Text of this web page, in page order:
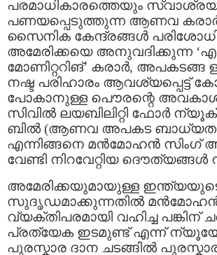
പരമാധികാരത്തെയും
പണയപ്പെടുത്തുന്ന ആണവ
സൈനിക കേന്ദ്രങ്ങള്‍
അമേരിക്കയെ അനുവദിക്കുന്ന
മോണിറ്ററിങ്’ കരാര്‍,
നഷ്ട പരിഹാരം ആവശ്യപ്പെട്ട്
പോകാനുള്ള പൌരന്റെ
സിവില്‍ ലയബിലിറ്റി ഫോര്‍
ബില്‍ (ആണവ അപകട
എന്നിങ്ങനെ മന്‍മോഹന്‍ സിംഗ്
വേണ്ടി നിറവേറ്റിയ ദൌത്യങ്ങള്‍
അമേരിക്കയുമായുള്ള
സുദൃഡമാക്കുന്നതില്‍ മന്‍മോഹന്‍
വ്യക്തിപരമായി വഹിച്ച പങ്കിന്
പ്രത്യേക ഇടമുണ്ട് എന്ന്
പുരസ്കാര ദാന ചടങ്ങില്‍